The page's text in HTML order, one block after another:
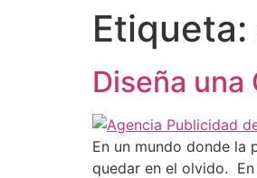
Etiqueta:
Diseña una
En un mundo donde la
quedar en el olvido.